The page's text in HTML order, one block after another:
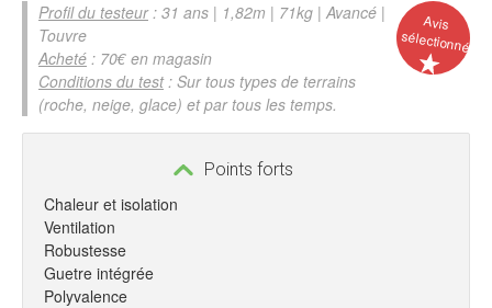
Avis
sélectionné
Profil du testeur: 31 ans | 1,82m | 71kg | Avancé |
Touvre
Acheté : 70€ en magasin
Conditions du test: Sur tous types de terrains
(roche, neige, glace) et par tous les temps.
Points forts
Chaleur et isolation
Ventilation
Robustesse
Guetre intégrée
Polyvalence